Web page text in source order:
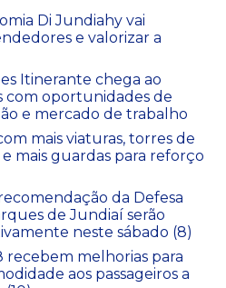
Di Jundiahy vai
e valorizar a
Itinerante chega ao
com oportunidades de
e mercado de trabalho
mais viaturas, torres de
mais guardas para reforço
da Defesa
de Jundiaí serão
neste sábado (8)
recebem melhorias para
aos passageiros a